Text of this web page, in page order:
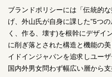
ブランドポリシーには「伝統的
げ、外山氏が自身に課した”5つ
く、作る、壊す)を根幹にデザイ
に削ぎ落とされた構造と機能の
イドインジャパンを追求しユー
国内外男女問わず幅広い層から支